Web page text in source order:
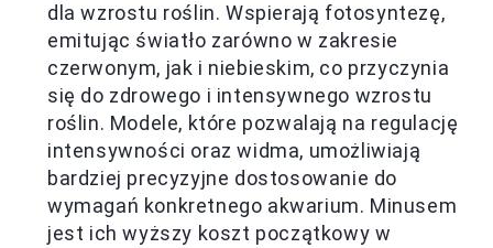
dla wzrostu roślin. Wspierają fotosyntezę,
emitując światło zarówno w zakresie
czerwonym, jak i niebieskim, co przyczynia
się do zdrowego i intensywnego wzrostu
roślin. Modele, które pozwalają na regulację
intensywności oraz widma, umożliwiają
bardziej precyzyjne dostosowanie do
wymagań konkretnego akwarium. Minusem
jest ich wyższy koszt początkowy w